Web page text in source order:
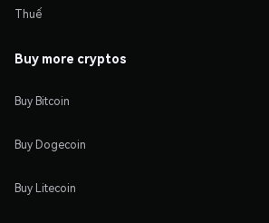
Thuế
Buy more cryptos
Buy Bitcoin
Buy Dogecoin
Buy Litecoin